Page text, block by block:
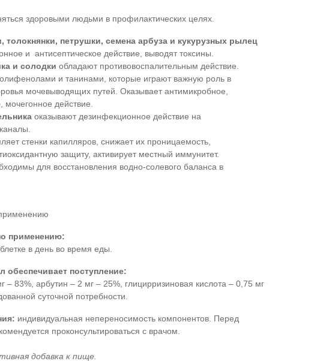
здоровыми людьми в профилактических целях.
толокнянки, петрушки, семена арбуза и кукурузных рылец
и антисептическое действие, выводят токсины.
и солодки обладают противовоспалительным действие.
и танинами, которые играют важную роль в
мочевыводящих путей. Оказывает антимикробное,
действие.
оказывают дезинфекционное действие на
стенки капилляров, снижает их проницаемость,
защиту, активирует местный иммунитет.
для восстановления водно-солевого баланса в
применению:
в день во время еды.
обеспечивает поступление:
– 83%, арбутин – 2 мг – 25%, глицирризиновая кислота – 0,75 мг
суточной потребности.
индивидуальная непереносимость компонентов. Перед
проконсультироваться с врачом.
добавка к пище.